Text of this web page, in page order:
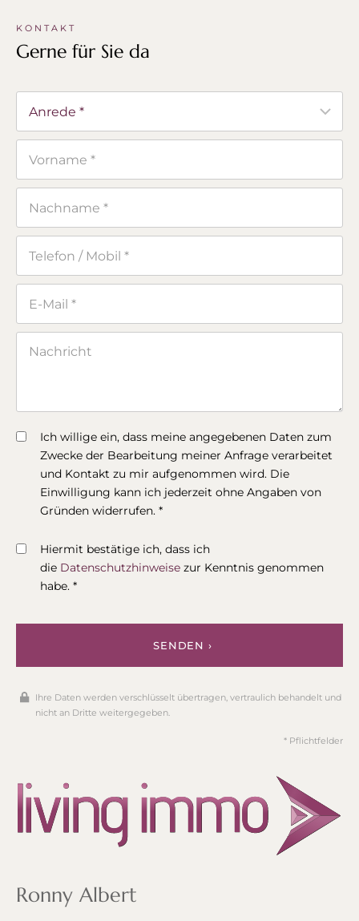
KONTAKT
Gerne für Sie da
Ich willige ein, dass meine angegebenen Daten zum
Zwecke der Bearbeitung meiner Anfrage verarbeitet
und Kontakt zu mir aufgenommen wird. Die
Einwilligung kann ich jederzeit ohne Angaben von
Gründen widerrufen. *
Hiermit bestätige ich, dass ich
die Datenschutzhinweise zur Kenntnis genommen
habe. *
SENDEN ›
Ihre Daten werden verschlüsselt übertragen, vertraulich behandelt und
nicht an Dritte weitergegeben.
* Pflichtfelder
Ronny Albert